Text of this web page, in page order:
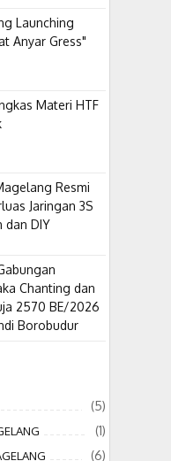
Launching
Anyar Gress"
Materi HTF
Resmi
Jaringan 3S
dan DIY
Chanting dan
2570 BE/2026
Borobudur
(5)
(1)
(6)